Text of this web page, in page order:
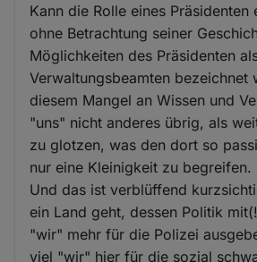
Kann die Rolle eines Präsidenten
ohne Betrachtung seiner
Möglichkeiten des Präsidenten
Verwaltungsbeamten bezeichnet
diesem Mangel an Wissen und
"uns" nicht anderes übrig, als
zu glotzen, was den dort so
nur eine Kleinigkeit zu begreifen.
Und das ist verblüffend
ein Land geht, dessen Politik
"wir" mehr für die Polizei
viel "wir" hier für die sozial